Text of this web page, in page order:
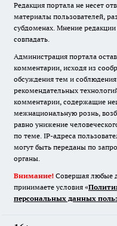
Редакция портала не несет
материалы пользователей,
субдоменах. Мнение
совпадать.
Администрация портала
комментарии, исходя из
обсуждения тем и
рекомендательных
комментарии, содержащие
межнациональную рознь,
равно унижение
по теме. IP-адреса
могут быть переданы по
органы.
Внимание! Совершая любые
принимаете условия «
персональных данных